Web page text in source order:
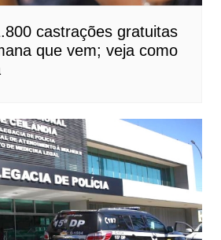
castrações gratuitas
que vem; veja como